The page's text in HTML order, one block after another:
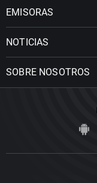
EMISORAS
NOTICIAS
SOBRE NOSOTROS